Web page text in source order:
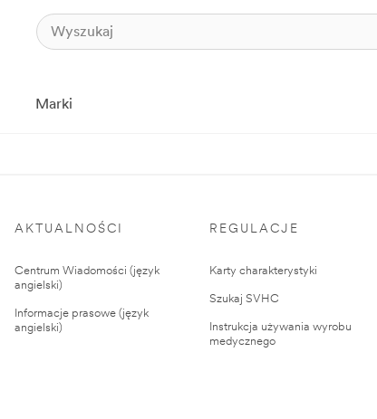
Marki
AKTUALNOŚCI
Centrum Wiadomości (język
angielski)
Informacje prasowe (język
angielski)
REGULACJE
Karty charakterystyki
Szukaj SVHC
Instrukcja używania wyrobu
medycznego